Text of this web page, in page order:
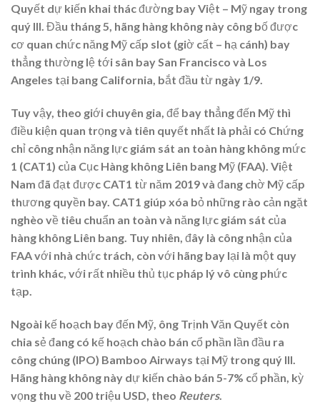
Quyết dự kiến khai thác đường bay Việt – Mỹ ngay trong
quý III. Đầu tháng 5, hãng hàng không này công bố được
cơ quan chức năng Mỹ cấp slot (giờ cất – hạ cánh) bay
thẳng thường lệ tới sân bay San Francisco và Los
Angeles tại bang California, bắt đầu từ ngày 1/9.
Tuy vậy, theo giới chuyên gia, để bay thẳng đến Mỹ thì
điều kiện quan trọng và tiên quyết nhất là phải có Chứng
chỉ công nhận năng lực giám sát an toàn hàng không mức
1 (CAT1) của Cục Hàng không Liên bang Mỹ (FAA). Việt
Nam đã đạt được CAT1 từ năm 2019 và đang chờ Mỹ cấp
thương quyền bay. CAT1 giúp xóa bỏ những rào cản ngặt
nghèo về tiêu chuẩn an toàn và năng lực giám sát của
hàng không Liên bang. Tuy nhiên, đây là công nhận của
FAA với nhà chức trách, còn với hãng bay lại là một quy
trình khác, với rất nhiều thủ tục pháp lý vô cùng phức
tạp.
Ngoài kế hoạch bay đến Mỹ, ông Trịnh Văn Quyết còn
chia sẻ đang có kế hoạch chào bán cổ phần lần đầu ra
công chúng (IPO) Bamboo Airways tại Mỹ trong quý III.
Hãng hàng không này dự kiến chào bán 5-7% cổ phần, kỳ
vọng thu về 200 triệu USD, theo Reuters.